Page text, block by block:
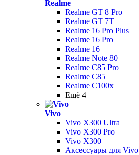
Realme
Realme GT 8 Pro
Realme GT 7T
Realme 16 Pro Plus
Realme 16 Pro
Realme 16
Realme Note 80
Realme C85 Pro
Realme C85
Realme C100x
Ещё 4
Vivo
Vivo X300 Ultra
Vivo X300 Pro
Vivo X300
Аксессуары для Vivo